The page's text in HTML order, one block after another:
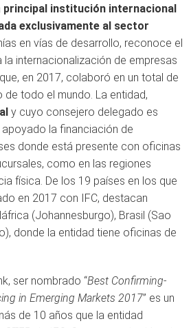
principal institución internacional
exclusivamente al sector
en vías de desarrollo, reconoce el
la internacionalización de empresas
en 2017, colaboró en un total de
de todo el mundo. La entidad,
y cuyo consejero delegado es
apoyado la financiación de
donde está presente con oficinas
como en las regiones
física. De los 19 países en los que
en 2017 con IFC, destacan
(Johannesburgo), Brasil (Sao
donde la entidad tiene oficinas de
ser nombrado “Best Confirming-
in Emerging Markets 2017” es un
de 10 años que la entidad